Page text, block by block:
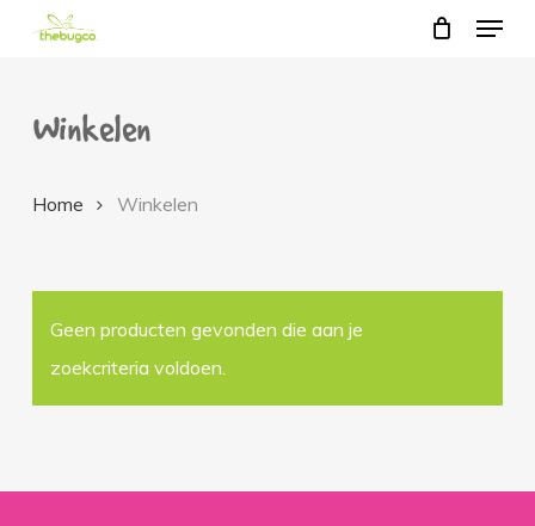
content
Menu
Winkelen
Home Winkelen
Geen producten gevonden die aan je
zoekcriteria voldoen.